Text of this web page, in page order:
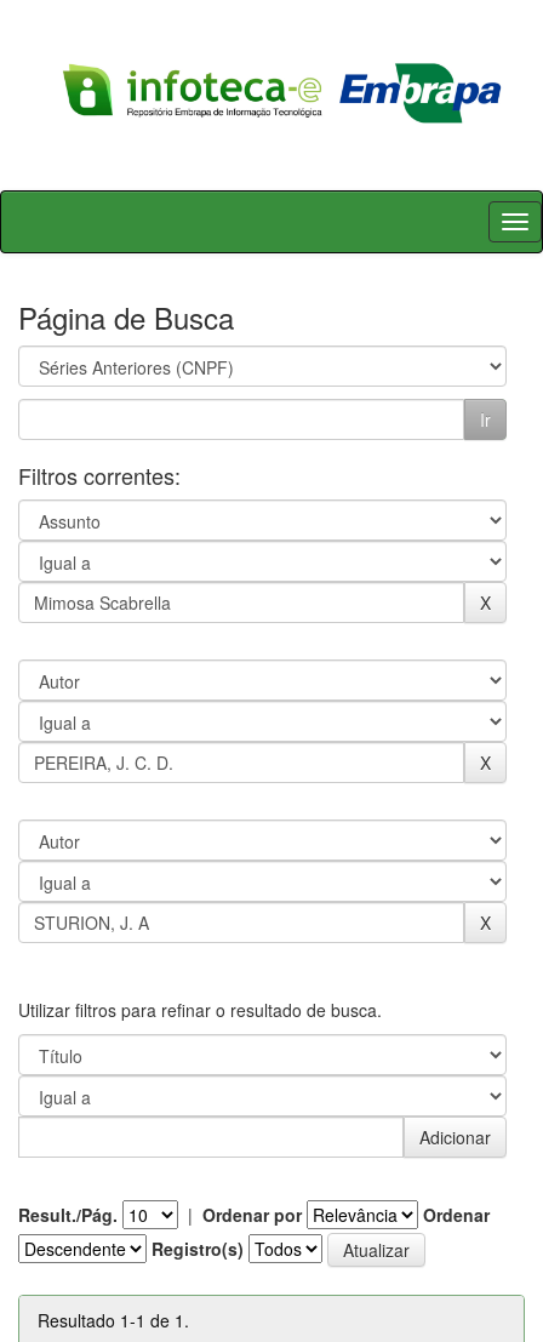
Skip
Página de Busca
Filtros correntes:
Utilizar filtros para refinar o resultado de busca.
Result./Pág. | Ordenar por
Ordenar
Registro(s)
Resultado 1-1 de 1.